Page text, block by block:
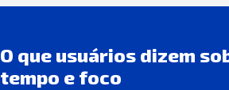
O que usuários dizem
tempo e foco